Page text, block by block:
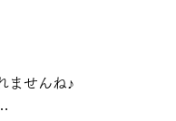
ませんね♪